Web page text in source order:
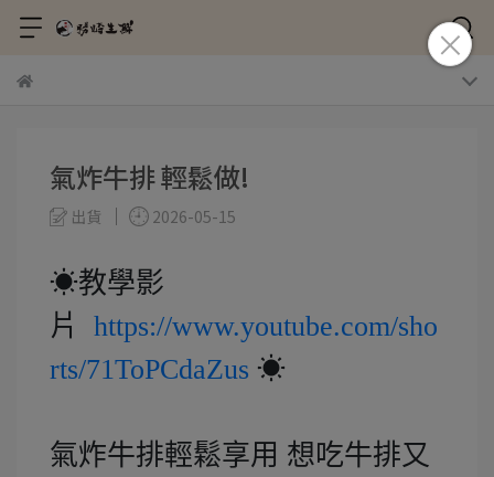
氣炸牛排 輕鬆做!
出貨 2026-05-15
☀教學影
片 https://www.youtube.com/sho
rts/71ToPCdaZus ☀
氣炸牛排輕鬆享用 想吃牛排又